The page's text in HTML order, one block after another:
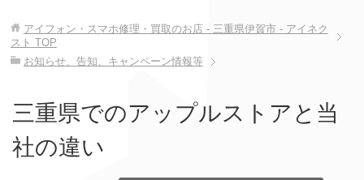
アイフォン・スマホ修理・買取のお店 - 三重県伊賀市 - アイネク
スト TOP
お知らせ、告知、キャンペーン情報等
三重県でのアップルストアと当
社の違い